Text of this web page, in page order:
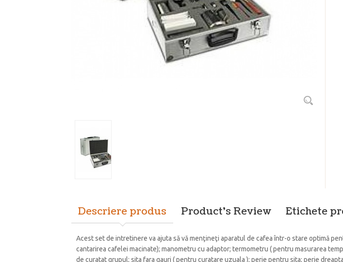
Descriere produs Product's Review Etichete
Acest set de intretinere va ajuta să vă menţineţi aparatul de cafea într-o stare optimă
cantarirea cafelei macinate); manometru cu adaptor; termometru ( pentru masurarea
de curatat grupul; sita fara gauri ( pentru curatare uzuala ); perie pentru sita; perie